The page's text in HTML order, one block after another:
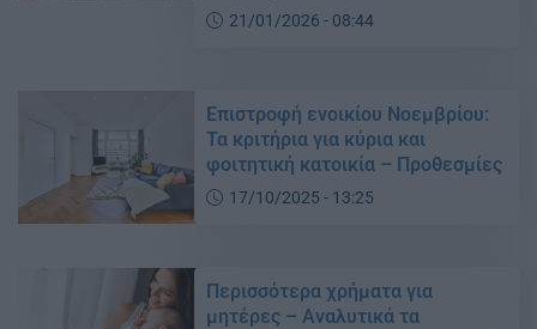
21/01/2026 - 08:44
Επιστροφή ενοικίου Νοεμβρίου:
Τα κριτήρια για κύρια και
φοιτητική κατοικία – Προθεσμίες
17/10/2025 - 13:25
Περισσότερα χρήματα για
μητέρες – Αναλυτικά τα